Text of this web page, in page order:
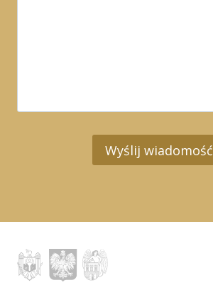
Wyślij wiadomość